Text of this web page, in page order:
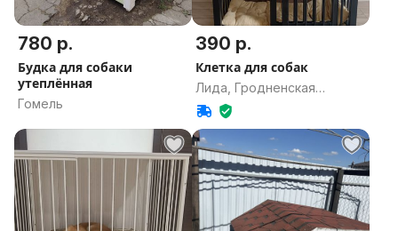
780 р.
Будка для собаки
утеплённая
Гомель
390 р.
Клетка для собак
Лида, Гродненская
область